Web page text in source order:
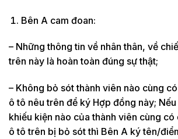
Bên A cam đoan:
– Những thông tin về nhân thân, về
trên này là hoàn toàn đúng sự thật;
– Không bỏ sót thành viên nào cùng
ô tô nêu trên để ký Hợp đồng này;
khiếu kiện nào của thành viên cùng có
ô tô trên bị bỏ sót thì Bên A ký tên/